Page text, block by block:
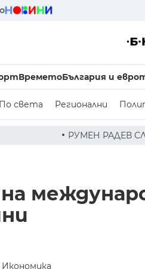
ВреметоБългария и
По света Регионални
СЛЕД ЗАСЕДАНИЕ НА
Икономика